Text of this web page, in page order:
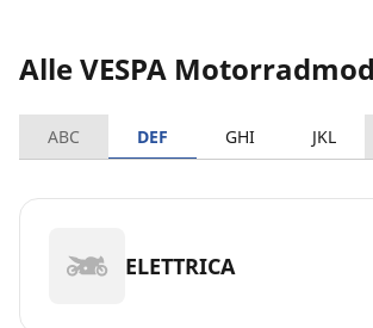
Alle VESPA
ABC DEF GHI JKL
ELETTRICA